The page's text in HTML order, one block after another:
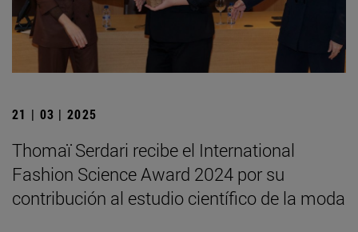
21 | 03 | 2025
Thomaï Serdari recibe el International
Fashion Science Award 2024 por su
contribución al estudio científico de la moda